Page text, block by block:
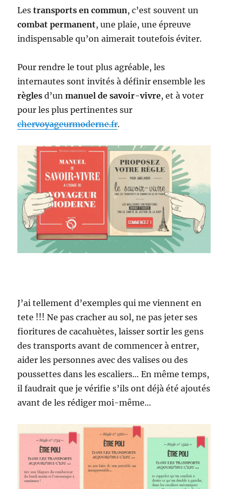
Lestransports en commun, c’est souvent un
combat permanent, une plaie, une épreuve
indispensable qu’on aimerait toutefois éviter.
Pour rendre le tout plus agréable, les
internautes sont invités à définir ensemble les
règlesd’unmanuel de savoir-vivre, et à voter
pour les plus pertinentes sur
chervoyageurmoderne.fr.
J’ai tellement d’exemples qui me viennent en
tete !!! Ne pas cracher au sol, ne pas jeter ses
fioritures de cacahuètes, laisser sortir les gens
des transports avant de commencer à entrer,
aider les personnes avec des valises ou des
poussettes dans les escaliers… En même temps,
il faudrait que je vérifie s’ils ont déjà été ajoutés
avant de les rédiger moi-même…